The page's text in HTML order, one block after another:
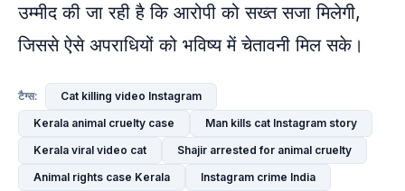
उम्मीद की जा रही है कि आरोपी को सख्त सजा मिलेगी,
जिससे ऐसे अपराधियों को भविष्य में चेतावनी मिल सके।
टैग्स:
Cat killing video Instagram
Kerala animal cruelty case
Man kills cat Instagram story
Kerala viral video cat
Shajir arrested for animal cruelty
Animal rights case Kerala
Instagram crime India